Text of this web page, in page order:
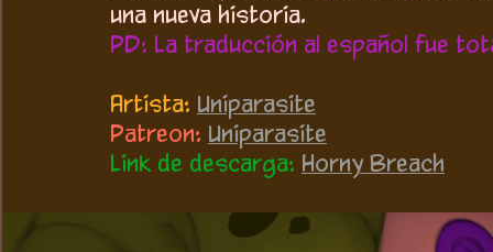
una nueva historia.
PD: La traducción al español fue
Artista: Uniparasite
Patreon: Uniparasite
Link de descarga: Horny Breach